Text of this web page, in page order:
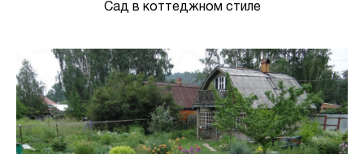
Сад в коттеджном стиле